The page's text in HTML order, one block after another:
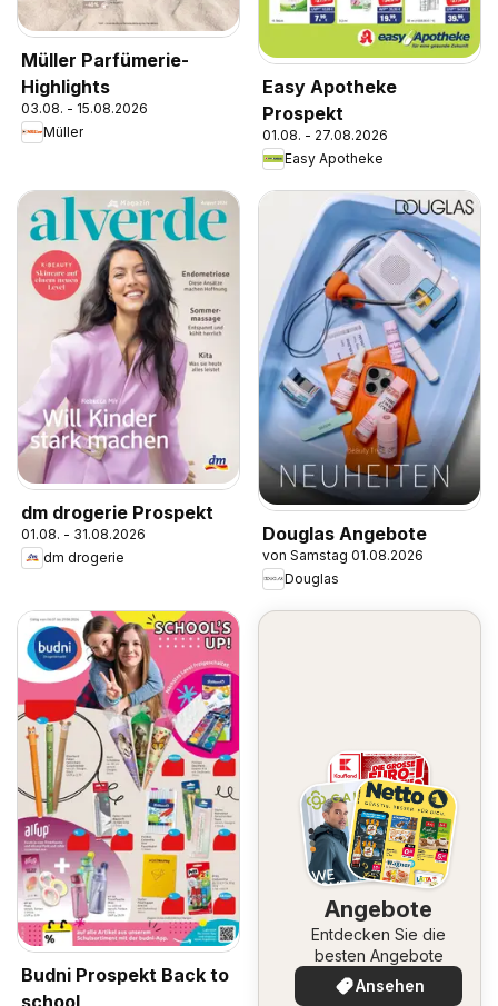
Müller Parfümerie-
Highlights
03.08. - 15.08.2026
Müller
Easy Apotheke
Prospekt
01.08. - 27.08.2026
Easy Apotheke
dm drogerie Prospekt
01.08. - 31.08.2026
dm drogerie
Douglas Angebote
von Samstag 01.08.2026
Douglas
Budni Prospekt Back to
Angebote
Entdecken Sie die
besten Angebote
Ansehen